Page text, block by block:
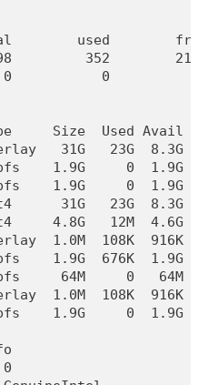
used        free
352
0           0           0
Size  Used Avail
31G   23G  8.3G
1.9G     0  1.9G
1.9G     0  1.9G
31G   23G  8.3G
4.8G   12M  4.6G
1.0M  108K  916K
1.9G  676K  1.9G
64M     0   64M   0%
1.0M  108K  916K
1.9G     0  1.9G